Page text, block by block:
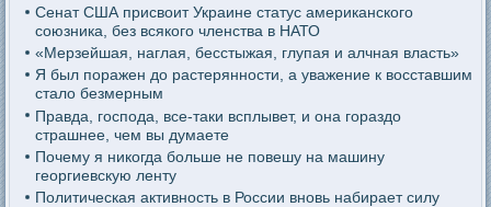
Сенат США присвоит Украине статус американского
союзника, без всякого членства в НАТО
«Мерзейшая, наглая, бесстыжая, глупая и алчная власть»
Я был поражен до растерянности, а уважение к восставшим
стало безмерным
Правда, господа, все-таки всплывет, и она гораздо
страшнее, чем вы думаете
Почему я никогда больше не повешу на машину
георгиевскую ленту
Политическая активность в России вновь набирает силу